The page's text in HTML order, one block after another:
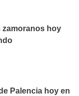
zamoranos hoy
Palencia hoy en